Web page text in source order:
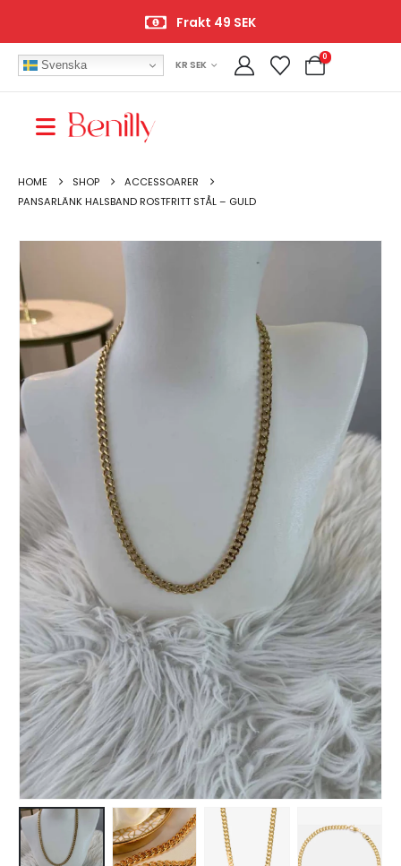
Frakt 49 SEK
Svenska KR SEK
0
HOME SHOP
ACCESSOARER
PANSARLÄNK HALSBAND ROSTFRITT STÅL – GULD